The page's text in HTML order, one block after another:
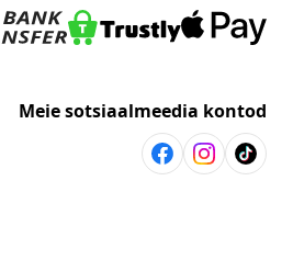
Meie sotsiaalmeedia kontod